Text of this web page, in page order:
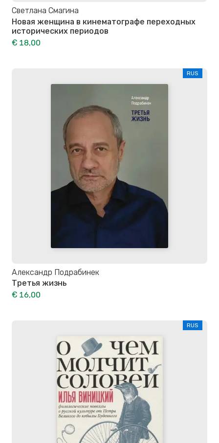
Светлана Смагина
Новая женщина в кинематографе переходных
исторических периодов
€ 18,00
RUS
Александр Подрабинек
Третья жизнь
€ 16,00
RUS